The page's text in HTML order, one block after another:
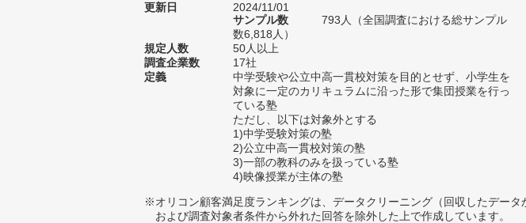
更新日
2024/11/01
サンプル数
793人（全国調査における総サンプル
数6,818人）
規定人数
50人以上
調査企業数
17社
定義
中学受験や公立中高一貫校対策を目的とせず、小学生を
対象に一定のカリキュラムに沿った形で集団授業を行っ
ている塾
ただし、以下は対象外とする
1)中学受験対策の塾
2)公立中高一貫校対策の塾
3)一部の教科のみを扱っている塾
4)映像授業が主体の塾
※オリコン顧客満足度ランキングは、データクリーニング（回収したデータ
および調査対象者条件から外れた回答を除外した上で作成しています。